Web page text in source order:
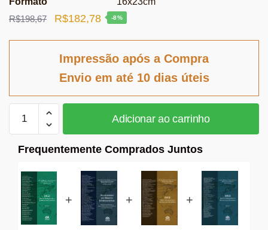
R$198,67
O
original
R$182,78O
atual
-8%
Impressão após a Compra
Envio em até 10 dias úteis
Internacional
Globalização
DIGE
Adicionar ao carrinho
Frequentemente Comprados Juntos
+ + +